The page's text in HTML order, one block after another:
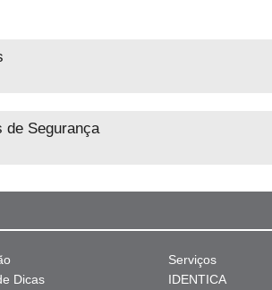
de Segurança
Dicas
Serviços
IDENTICA